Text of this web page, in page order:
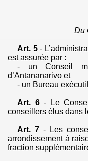
Du
Art. 5-
est assurée par :
-
un Conseil
d’Antananarivo et
- un Bureau
Art. 6- Le
conseillers élus dans
Art. 7 - Les
arrondissement à
fraction